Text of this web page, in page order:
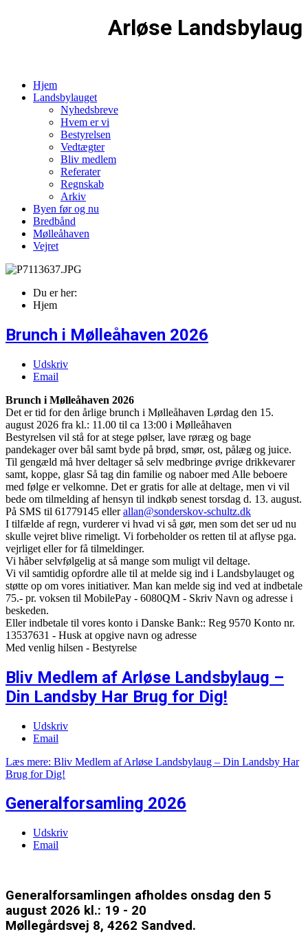
Arløse Landsbylaug
Hjem
Landsbylauget
Nyhedsbreve
Hvem er vi
Bestyrelsen
Vedtægter
Bliv medlem
Referater
Regnskab
Arkiv
Byen før og nu
Bredbånd
Mølleåhaven
Vejret
Du er her:
Hjem
Brunch i Mølleåhaven 2026
Udskriv
Email
Brunch i Mølleåhaven 2026
Det er tid for den årlige brunch i Mølleåhaven Lørdag den 15.
august 2026 fra kl.: 11.00 til ca 13:00 i Mølleåhaven
Bestyrelsen vil stå for at stege pølser, lave røræg og bage
pandekager over bål samt byde på brød, smør, ost, pålæg og juice.
Til gengæld må hver deltager så selv medbringe øvrige drikkevarer
samt, koppe, glasr Så tag din familie og naboer med Alle beboere
med følge er velkomne. Det er gratis for alle at deltage, men vi vil
bede om tilmelding af hensyn til indkøb senest torsdag d. 13. august.
På SMS til 61779145 ellerallan@sonderskov-schultz.dk
I tilfælde af regn, vurderer vi hvad vi så gør, men som det ser ud nu
skulle vejret blive rimeligt. Vi forbeholder os retten til at aflyse pga.
vejrliget eller for få tilmeldinger.
Vi håber selvfølgelig at så mange som muligt vil deltage.
Vi vil samtidig opfordre alle til at melde sig ind i Landsbylauget og
støtte op om vores initiativer. Man kan melde sig ind ved at indbetale
75.- pr. voksen til MobilePay - 6080QM - Skriv Navn og adresse i
beskeden.
Eller indbetale til vores konto i Danske Bank:: Reg 9570 Konto nr.
13537631 - Husk at opgive navn og adresse
Med venlig hilsen - Bestyrelse
Bliv Medlem af Arløse Landsbylaug –
Din Landsby Har Brug for Dig!
Udskriv
Email
Læs mere: Bliv Medlem af Arløse Landsbylaug – Din Landsby Har
Brug for Dig!
Generalforsamling 2026
Udskriv
Email
Generalforsamlingen afholdes onsdag den 5
august 2026 kl.: 19 - 20
Møllegårdsvej 8, 4262 Sandved.